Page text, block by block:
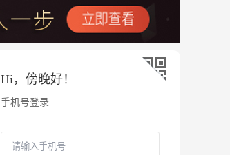
Hi， 傍晚好！
手机号登录